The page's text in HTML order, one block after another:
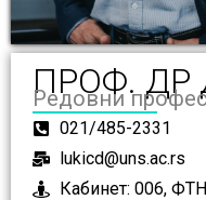
ПРОФ. ДР
Редовни
021/485-2331
lukicd@uns.ac.rs
Кабинет: 006,